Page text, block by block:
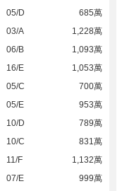
05/D
685萬
03/A
1,228萬
06/B
1,093萬
16/E
1,053萬
05/C
700萬
05/E
953萬
10/D
789萬
10/C
831萬
11/F
1,132萬
07/E
999萬